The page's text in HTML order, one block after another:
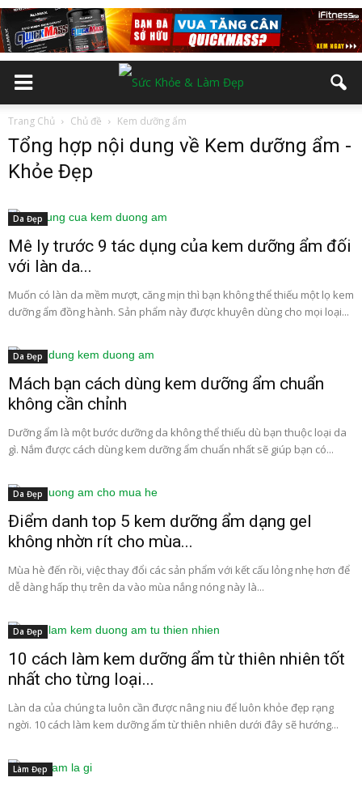
Trang Chủ Chủ đề Kem dưỡng ẩm
Tổng hợp nội dung về Kem dưỡng ẩm -
Khỏe Đẹp
Da Đẹp
Mê ly trước 9 tác dụng của kem dưỡng ẩm đối
với làn da...
Muốn có làn da mềm mượt, căng mịn thì bạn không thể thiếu một lọ kem
dưỡng ẩm đồng hành. Sản phẩm này được khuyên dùng cho mọi loại...
Da Đẹp
Mách bạn cách dùng kem dưỡng ẩm chuẩn
không cần chỉnh
Dưỡng ẩm là một bước dưỡng da không thể thiếu dù bạn thuộc loại da
gì. Nắm được cách dùng kem dưỡng ẩm chuẩn nhất sẽ giúp bạn có...
Da Đẹp
Điểm danh top 5 kem dưỡng ẩm dạng gel
không nhờn rít cho mùa...
Mùa hè đến rồi, việc thay đổi các sản phẩm với kết cấu lỏng nhẹ hơn để
dễ dàng hấp thụ trên da vào mùa nắng nóng này là...
Da Đẹp
10 cách làm kem dưỡng ẩm từ thiên nhiên tốt
nhất cho từng loại...
Làn da của chúng ta luôn cần được nâng niu để luôn khỏe đẹp rạng
ngời. 10 cách làm kem dưỡng ẩm từ thiên nhiên dưới đây sẽ hướng...
Làm Đẹp